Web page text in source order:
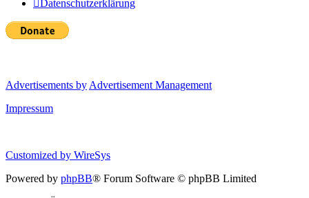
Datenschutzerklärung
Advertisements by Advertisement Management
Impressum
Customized by WireSys
Powered by phpBB® Forum Software © phpBB Limited